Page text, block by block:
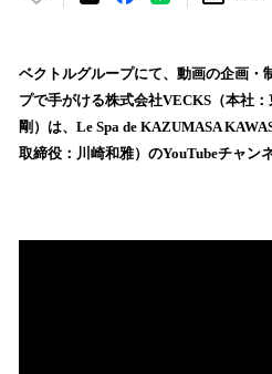
い
！
数
を
読
中
ベクトルグループにて、動画の企画・
プで手がける株式会社VECKS（本社
剛）は、Le Spa de KAZUMASA
取締役：川崎和雅）のYouTubeチャン